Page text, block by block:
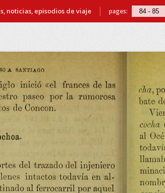
noticias, episodios de viaje pages: